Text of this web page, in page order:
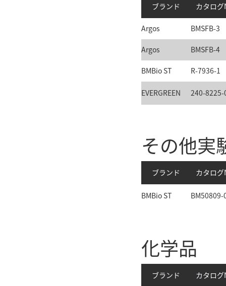
ブランド カタログ
Argos BMSFB-3
Argos BMSFB-4
BMBio ST R-7936-1
EVERGREEN 240-8225-
その他実
ブランド カタログ
BMBio ST BM50809-
化学品
ブランド カタログ